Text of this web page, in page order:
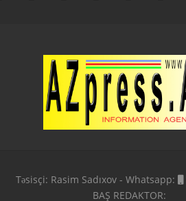
Təsisçi: Rasim Sadıxov - Whatsapp:
BAŞ REDAKTOR: